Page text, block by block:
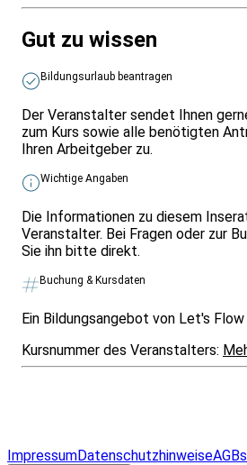
Gut zu wissen
Bildungsurlaub beantragen
Der Veranstalter sendet Ihnen
zum Kurs sowie alle benötigten
Ihren Arbeitgeber zu.
Wichtige Angaben
Die Informationen zu diesem
Veranstalter. Bei Fragen oder zur
Sie ihn bitte direkt.
Buchung & Kursdaten
Ein Bildungsangebot von Let's Flow
Kursnummer des Veranstalters:
ImpressumDatenschutzhinweiseAGBs